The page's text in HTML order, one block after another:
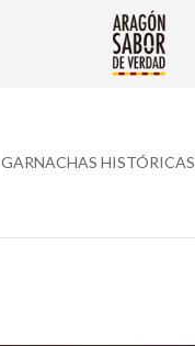
GARNACHAS HISTÓRICAS